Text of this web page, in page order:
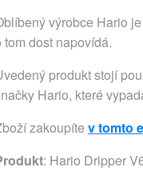
výrobce Hario
tom dost napovídá.
produkt stojí
Hario, které
zakoupíte v tomto
: Hario Dripper